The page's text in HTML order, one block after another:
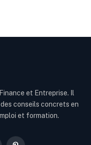
et Entreprise. Il
conseils concrets en
et formation.